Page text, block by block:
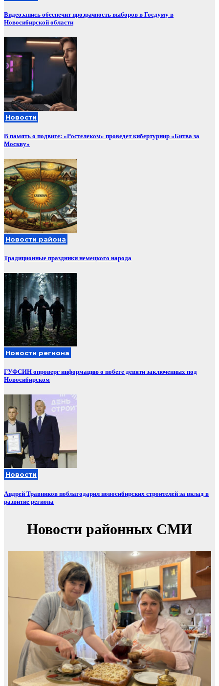
Видеозапись обеспечит прозрачность выборов в Госдуму в
Новосибирской области
Новости
В память о подвиге: «Ростелеком» проведет кибертурнир «Битва за
Москву»
Новости района
Традиционные праздники немецкого народа
Новости региона
ГУФСИН опроверг информацию о побеге девяти заключенных под
Новосибирском
Новости
Андрей Травников поблагодарил новосибирских строителей за вклад в
развитие региона